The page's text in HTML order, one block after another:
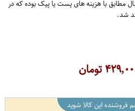
مطابق با هزینه های پست یا پیک بوده که در
شد.
تومان
فروشنده این کالا شوید